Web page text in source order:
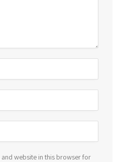
and website in this browser for